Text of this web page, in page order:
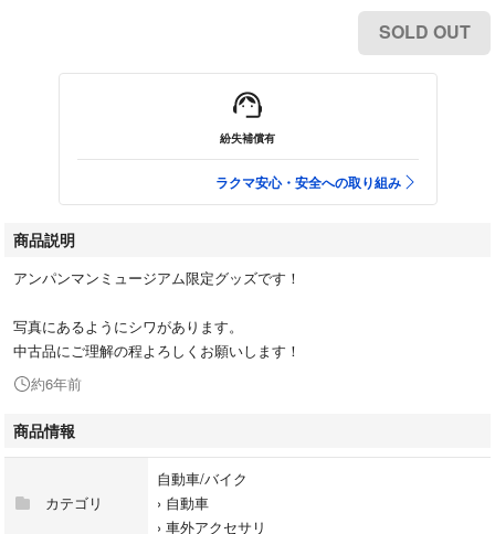
SOLD OUT
紛失補償有
ラクマ安心・安全への取り組み
商品説明
アンパンマンミュージアム限定グッズです！
写真にあるようにシワがあります。
中古品にご理解の程よろしくお願いします！
約6年前
商品情報
カテゴリ
自動車/バイク
› 自動車
› 車外アクセサリ